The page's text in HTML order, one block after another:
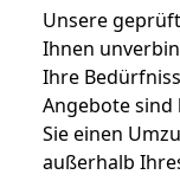
Unsere
Ihnen
Ihre
Angebote sind
Sie einen
außerhalb